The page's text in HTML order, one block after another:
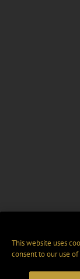
This website uses
consent to our use